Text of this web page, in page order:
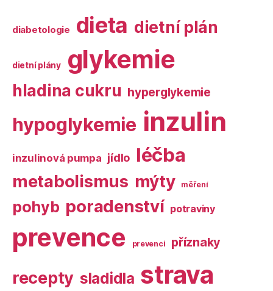
diabetologie dieta dietní plán
dietní plány glykemie
hladina cukru hyperglykemie
hypoglykemie inzulin
inzulinová pumpa jídlo léčba
metabolismus mýty měření
pohyb poradenství potraviny
prevence prevenci příznaky
recepty sladidla strava